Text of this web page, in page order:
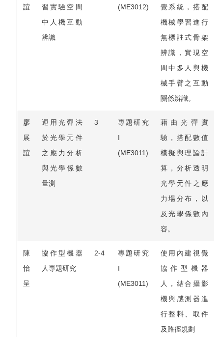
誼
習實驗空間
中人機互動
辨識
(ME3012)
覺系統，搭配
機械學習進行
無標註式骨架
辨識，實現空
間中多人與機
械手臂之互動
關係辨識。
廖
展
誼
運用光彈法
於光學元件
之應力分析
與光學係數
量測
3
專題研究
I
(ME3011)
藉由光彈實
驗，搭配數值
模擬與理論計
算，分析透明
光學元件之應
力場分布，以
及光學係數內
容。
陳
怡
呈
協作型機器
人專題研究
2-4
專題研究
I
(ME3011)
使用內建視覺
協作型機器
人，結合攝影
機與感測器進
行整料、取件
及路徑規劃